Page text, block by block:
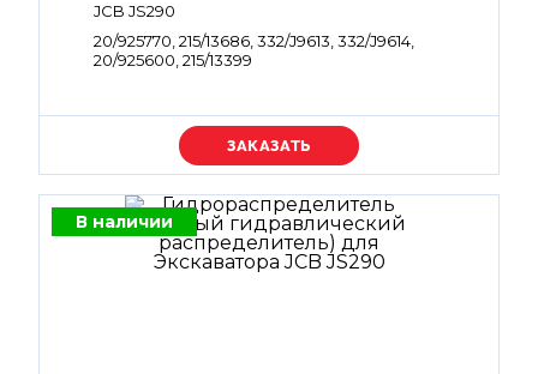
JCB JS290
20/925770, 215/13686, 332/J9613, 332/J9614,
20/925600, 215/13399
Уточняйте цену
В наличии